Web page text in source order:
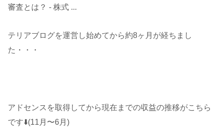
テリアブログを運営し始めてから約8ヶ月が経ちまし
た・・・
アドセンスを取得してから現在までの収益の推移がこちら
です⬇️(11月〜6月)